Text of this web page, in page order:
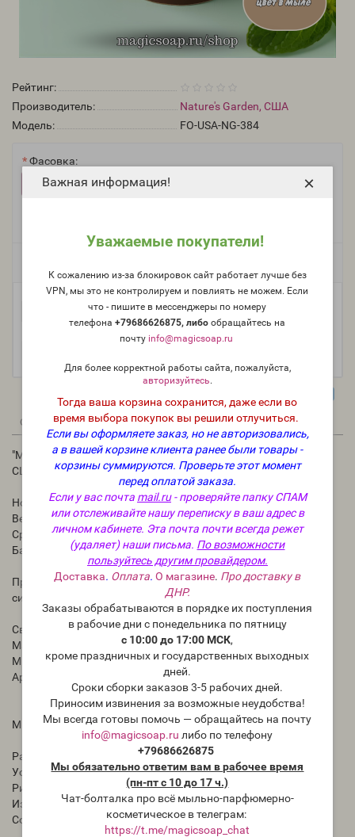
Важная информация!
Уважаемые покупатели!
К сожалению из-за блокировок сайт работает лучше без
VPN, мы это не контролируем и повлиять не можем. Если
что - пишите в мессенджеры по номеру
телефона+79686626875, либообращайтесь на
почту info@magicsoap.ru
Для более корректной работы сайта, пожалуйста,
авторизуйтесь.
Тогда ваша корзина сохранится, даже если во
время выбора покупок вы решили отлучиться.
Если вы оформляете заказ, но не авторизовались,
а в вашей корзине клиента ранее были товары -
корзины суммируются. Проверьте этот момент
перед оплатой заказа.
Если у вас почта mail.ru- проверяйте папку СПАМ
или отслеживайте нашу переписку в ваш адрес в
личном кабинете. Эта почта почти всегда режет
(удаляет) наши письма. По возможности
пользуйтесь другим провайдером.
Доставка. Оплата.О магазине. Про доставку в
ДНР.
Заказы обрабатываются в порядке их поступления
в рабочие дни с понедельника по пятницу
с 10:00 до 17:00 МСК,
кроме праздничных и государственных выходных
дней.
Сроки сборки заказов 3-5 рабочих дней.
Приносим извинения за возможные неудобства!
Мы всегда готовы помочь — обращайтесь на почту
info@magicsoap.ru либо по телефону
+79686626875
Мы обязательно ответим вам в рабочее время
(пн-пт с 10 до 17 ч.)
Чат-болталка про всё мыльно-парфюмерно-
косметическое в телеграм:
https://t.me/magicsoap_chat
×
Рейтинг:
Производитель:
Nature's Garden, США
Модель:
FO-USA-NG-384
Фасовка:
100 г 1 300 руб. 50 г 703 руб.
+ В корзину
Описание Отзывы0 Вопрос - Ответ0
"Мятный пряник в шоколаде" (NG Peppermint Patty) - отдушка
США
Ноты аромата:
Верхние ноты: Мята перечная
Средние ноты: Ванильный крем
Базовые ноты: Горько-сладкий шоколад
Представляет собой аромат сливочной мяты и ванили с
сильным оттенком горько-сладкого шоколада.
Свечи: до 10%
Масло для тела, лосьоны, массажные свечи: до 3%
Мыло: до 5%
Аромадиффузоры: до 50%
Мыло с нуля ХС:
Разделение Нет
Ускорение Нет
Рисинг Нет
Изменение цвета на светло-коричневый
Сохранение аромата Сильный